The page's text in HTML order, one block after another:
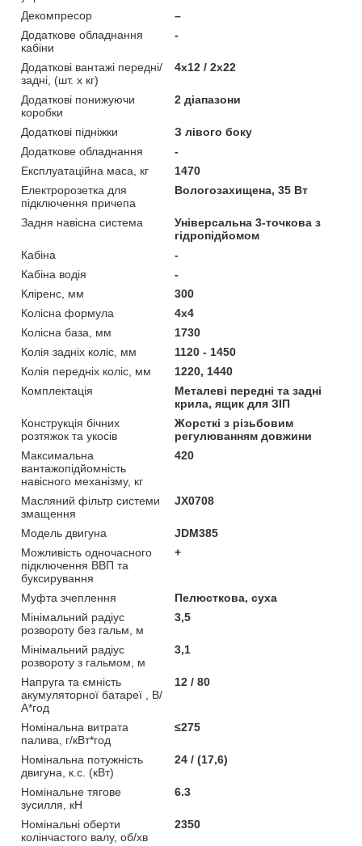
Декомпресор
–
Додаткове обладнання
кабіни
-
Додаткові вантажі передні/
задні, (шт. х кг)
4х12 / 2х22
Додаткові понижуючи
коробки
2 діапазони
Додаткові підніжки
З лівого боку
Додаткове обладнання
-
Експлуатаційна маса, кг
1470
Електророзетка для
підключення причепа
Вологозахищена, 35 Вт
Задня навісна система
Універсальна 3-точкова з
гідропідйомом
Кaбіна
-
Кабіна водія
-
Кліренс, мм
300
Колісна формула
4х4
Колісна база, мм
1730
Колія задніх коліс, мм
1120 - 1450
Колія передніх коліс, мм
1220, 1440
Комплектація
Металеві передні та задні
крила, ящик для ЗІП
Конструкція бічних
розтяжок та укосів
Жорсткі з різьбовим
регулюванням довжини
Максимальна
вантажопідйомність
навісного механізму, кг
420
Масляний фільтр системи
змащення
JX0708
Модель двигуна
JDM385
Можливість одночасного
підключення ВВП та
буксирування
+
Муфта зчеплення
Пелюсткова, суха
Мінімальний радіус
розвороту без гальм, м
3,5
Мінімальний радіус
розвороту з гальмом, м
3,1
Напруга та ємність
акумуляторної батареї , В/
А*год
12 / 80
Номінальна витрата
палива, г/кВт*год
≤275
Номінальна потужність
двигуна, к.с. (кВт)
24 / (17,6)
Номінальне тягове
зусилля, кН
6.3
Номінальні оберти
колінчастого валу, об/хв
2350